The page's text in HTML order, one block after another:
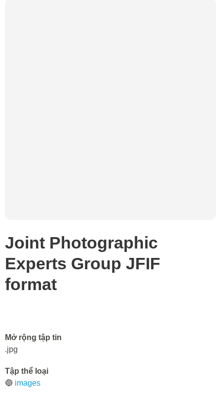
Joint Photographic
Experts Group JFIF
format
Mở rộng tập tin
.jpg
Tập thể loại
🔵 images